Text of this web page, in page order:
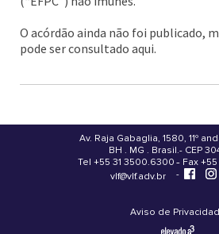
O acórdão ainda não foi publicado,
pode ser consultado aqui.
Av. Raja Gabaglia, 1580, 11º
.
BH . MG . Brasil - CEP
-
Tel +55 31 3500.6300 - Fax +55
-
vlf@vlf.adv.br
Aviso de